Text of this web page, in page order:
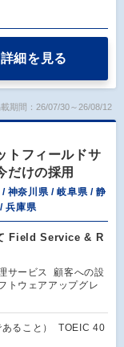
詳細を見る
期間：26/07/30～26/08/12
トフィールドサ
だけの採用
神奈川県 / 岐阜県 / 静
兵庫県
Field Service & R
サービス 顧客への設
トウェアアップグレ
あること） TOEIC 40